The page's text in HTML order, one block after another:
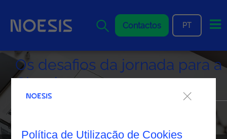
Contactos
PT
Os desafios da jornada para a
Cloud
Política de Utilização de Cookies